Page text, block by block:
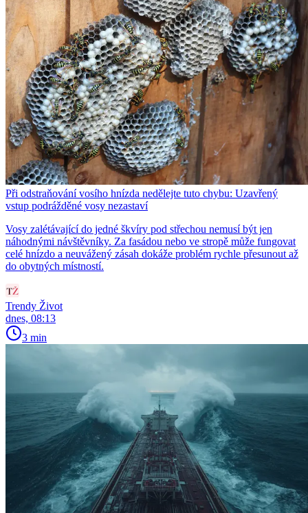
Při odstraňování vosího hnízda nedělejte tuto chybu: Uzavřený
vstup podrážděné vosy nezastaví
Vosy zalétávající do jedné škvíry pod střechou nemusí být jen
náhodnými návštěvníky. Za fasádou nebo ve stropě může fungovat
celé hnízdo a neuvážený zásah dokáže problém rychle přesunout až
do obytných místností.
Trendy Život
dnes, 08:13
3 min